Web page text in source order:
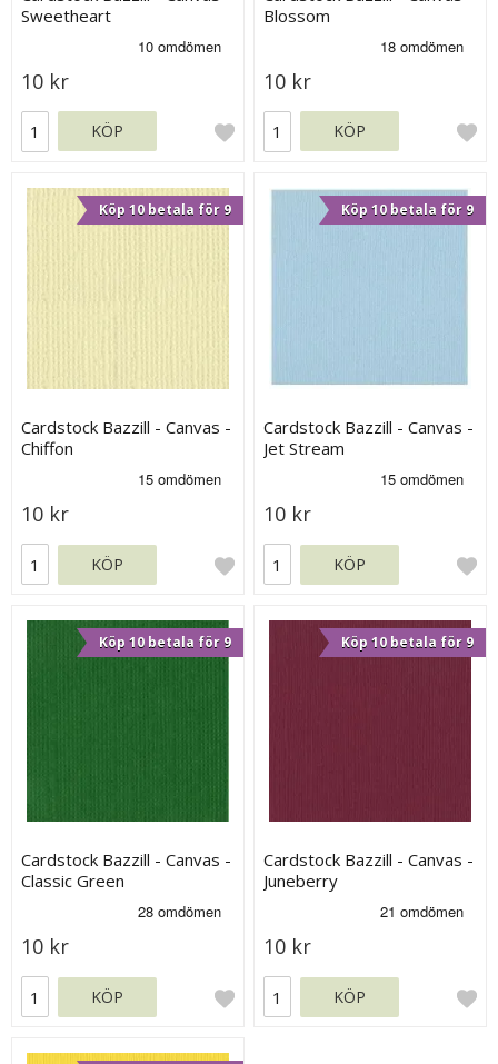
Sweetheart
10 kr
KÖP
Blossom
10 kr
KÖP
Köp 10 betala för 9
Cardstock Bazzill - Canvas -
Chiffon
10 kr
KÖP
Köp 10 betala för 9
Cardstock Bazzill - Canvas -
Jet Stream
10 kr
KÖP
Köp 10 betala för 9
Cardstock Bazzill - Canvas -
Classic Green
10 kr
KÖP
Köp 10 betala för 9
Cardstock Bazzill - Canvas -
Juneberry
10 kr
KÖP